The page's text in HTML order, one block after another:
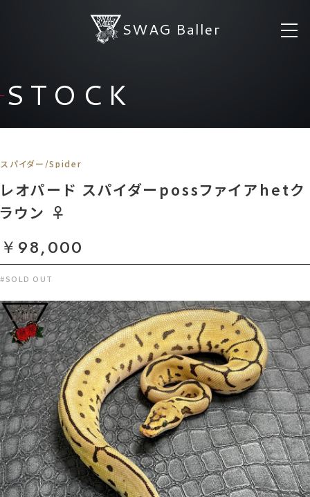
SWAG Baller
STOCK
スパイダー/Spider
レオパード スパイダーpossファイアhetク
ラウン ♀
￥98,000
#SOLD OUT